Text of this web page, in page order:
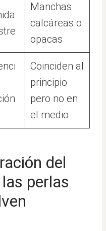
Manchas
calcáreas o
opacas
Coinciden al
principio
pero no en
el medio
del
perlas